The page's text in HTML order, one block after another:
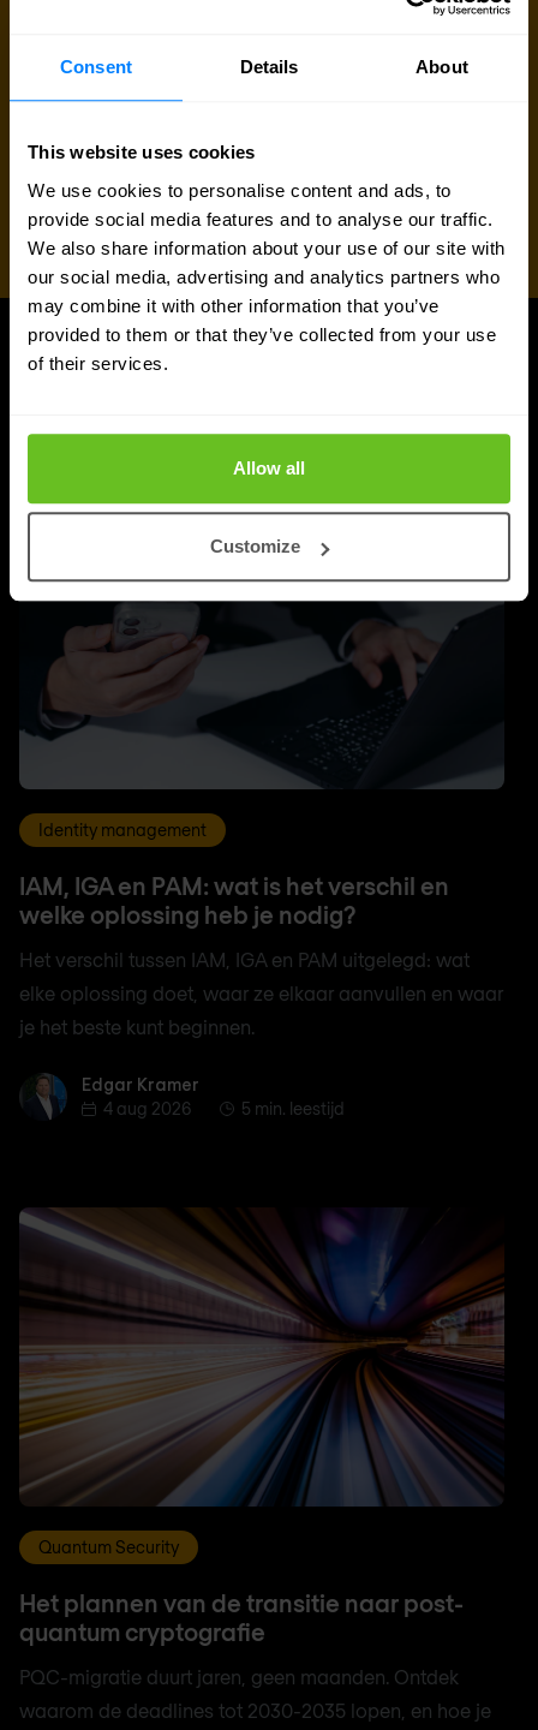
Consent Details About
This website uses cookies
We use cookies to personalise content and ads, to
provide social media features and to analyse our traffic.
We also share information about your use of our site with
our social media, advertising and analytics partners who
may combine it with other information that you’ve
provided to them or that they’ve collected from your use
of their services.
Allow all
Customize
ARTIKELEN
Identity management
IAM, IGA en PAM: wat is het verschil en
welke oplossing heb je nodig?
Het verschil tussen IAM, IGA en PAM uitgelegd: wat
elke oplossing doet, waar ze elkaar aanvullen en waar
je het beste kunt beginnen.
Edgar KramerEdgar Kramer
4 aug 2026
5 min. leestijd
Quantum Security
Het plannen van de transitie naar post-
quantum cryptografie
PQC-migratie duurt jaren, geen maanden. Ontdek
waarom de deadlines tot 2030-2035 lopen, en hoe je